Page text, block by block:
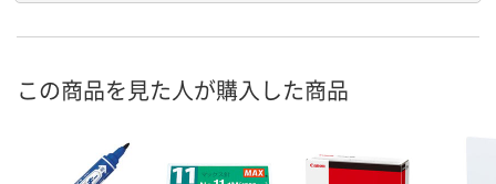
この商品を見た人が購入した商品